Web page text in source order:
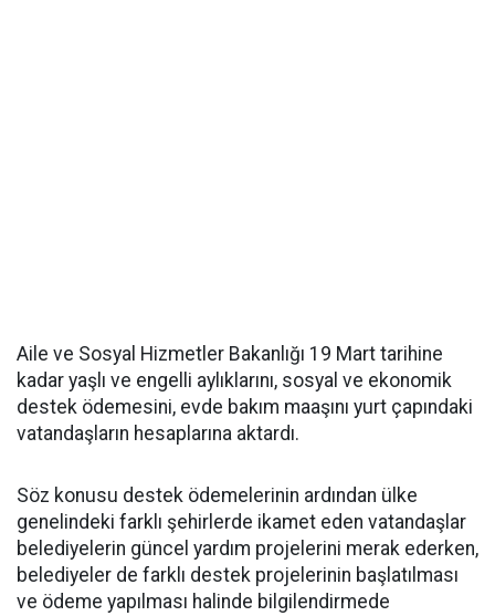
Aile ve Sosyal Hizmetler Bakanlığı 19 Mart tarihine
kadar yaşlı ve engelli aylıklarını, sosyal ve ekonomik
destek ödemesini, evde bakım maaşını yurt çapındaki
vatandaşların hesaplarına aktardı.
Söz konusu destek ödemelerinin ardından ülke
genelindeki farklı şehirlerde ikamet eden vatandaşlar
belediyelerin güncel yardım projelerini merak ederken,
belediyeler de farklı destek projelerinin başlatılması
ve ödeme yapılması halinde bilgilendirmede